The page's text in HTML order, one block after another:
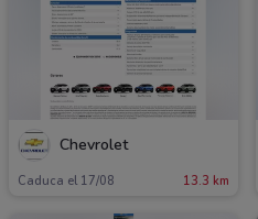
Chevrolet
Caduca el 17/08 13.3 km